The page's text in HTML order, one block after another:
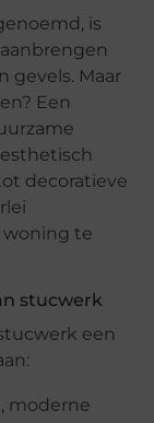
is
gevels. Maar
Een
decoratieve
te
stucwerk
een
moderne